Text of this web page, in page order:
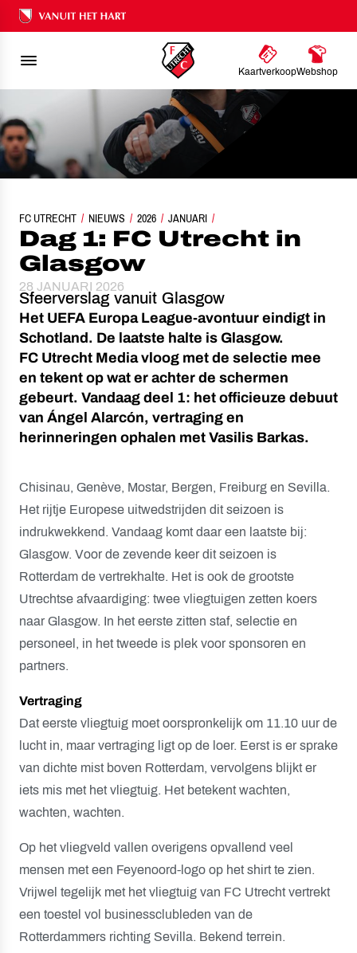
Ons nalatenschap
KaartverkoopWebshop
FC UTRECHT NIEUWS 2026 JANUARI
DAG 1: FC UTRECHT IN GLASGOW
Dag 1: FC Utrecht in
Glasgow
28 JANUARI 2026
Sfeerverslag vanuit Glasgow
Het UEFA Europa League-avontuur eindigt in
Schotland. De laatste halte is Glasgow.
FC Utrecht Media vloog met de selectie mee
en tekent op wat er achter de schermen
gebeurt. Vandaag deel 1: het officieuze debuut
van Ángel Alarcón, vertraging en
herinneringen ophalen met Vasilis Barkas.
Chisinau, Genève, Mostar, Bergen, Freiburg en Sevilla.
Het rijtje Europese uitwedstrijden dit seizoen is
indrukwekkend. Vandaag komt daar een laatste bij:
Glasgow. Voor de zevende keer dit seizoen is
Rotterdam de vertrekhalte. Het is ook de grootste
Utrechtse afvaardiging: twee vliegtuigen zetten koers
naar Glasgow. In het eerste zitten staf, selectie en
personeel, in het tweede is plek voor sponsoren en
partners.
Vertraging
Dat eerste vliegtuig moet oorspronkelijk om 11.10 uur de
lucht in, maar vertraging ligt op de loer. Eerst is er sprake
van dichte mist boven Rotterdam, vervolgens blijkt er
iets mis met het vliegtuig. Het betekent wachten,
wachten, wachten.
Op het vliegveld vallen overigens opvallend veel
mensen met een Feyenoord-logo op het shirt te zien.
Vrijwel tegelijk met het vliegtuig van FC Utrecht vertrekt
een toestel vol businessclubleden van de
Rotterdammers richting Sevilla. Bekend terrein.